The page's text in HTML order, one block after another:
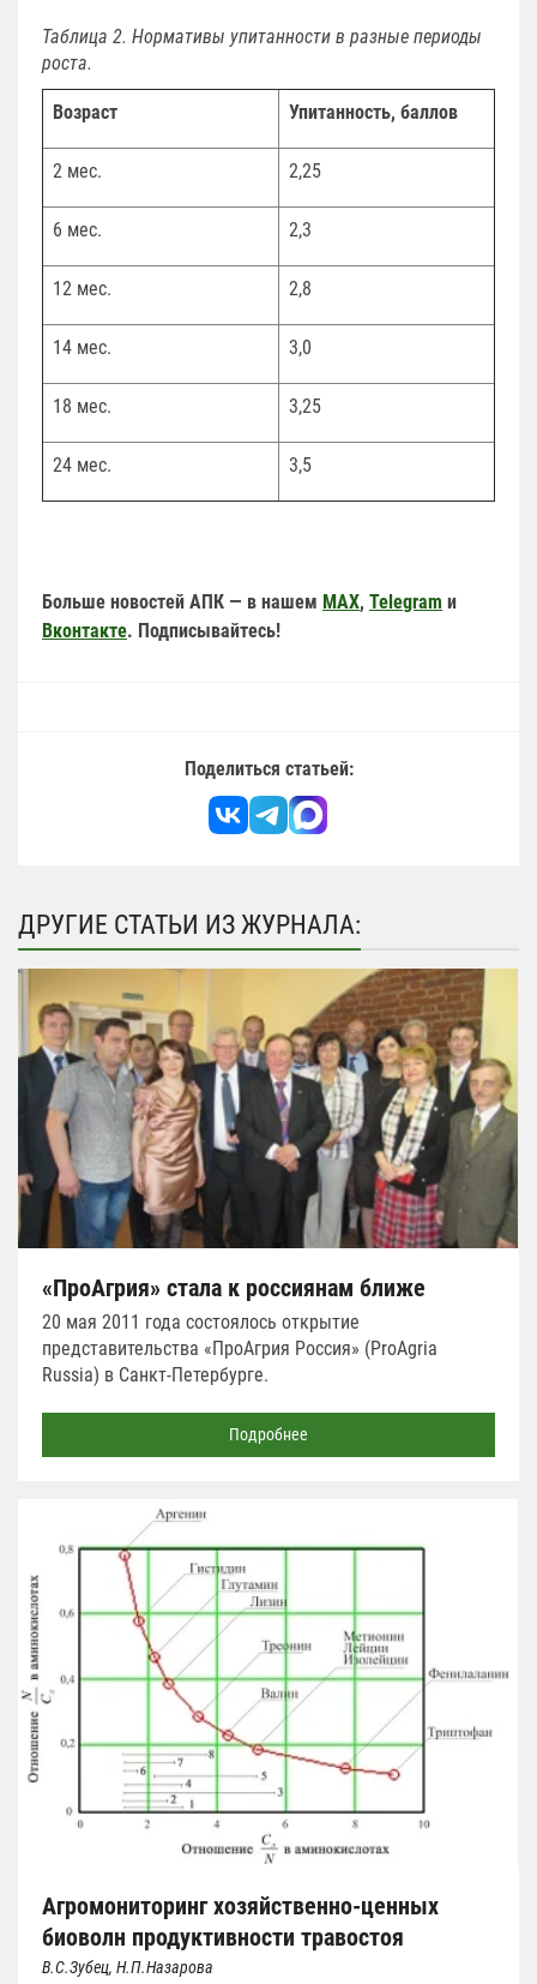
Таблица 2. Нормативы упитанности в разные периоды
роста.
Возраст Упитанность, баллов
2 мес. 2,25
6 мес. 2,3
12 мес. 2,8
14 мес. 3,0
18 мес. 3,25
24 мес. 3,5
Больше новостей АПК — в нашем MAX, Telegram и
Вконтакте. Подписывайтесь!
Поделиться статьей:
ДРУГИЕ СТАТЬИ ИЗ ЖУРНАЛА:
«ПроАгрия» стала к россиянам ближе
20 мая 2011 года состоялось открытие
представительства «ПроАгрия Россия» (ProAgria
Russia) в Санкт-Петербурге.
Подробнее
Агромониторинг хозяйственно-ценных
биоволн продуктивности травостоя
В.С.Зубец, Н.П.Назарова